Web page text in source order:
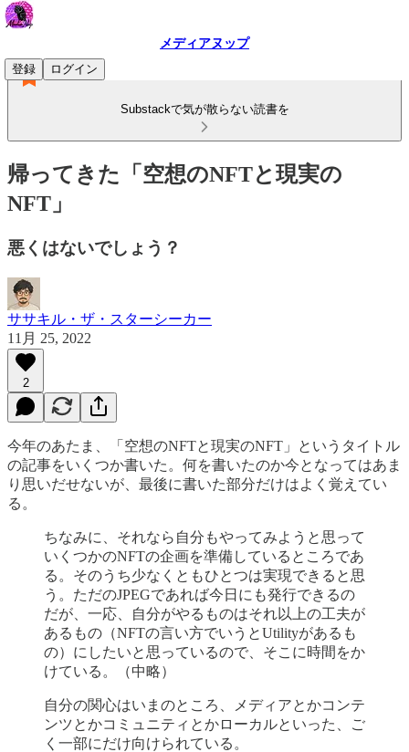
メディアヌップ
登録
ログイン
Substackで気が散らない読書を
帰ってきた「空想のNFTと現実の
NFT」
悪くはないでしょう？
ササキル・ザ・スターシーカー
11月 25, 2022
2
今年のあたま、「空想のNFTと現実のNFT」というタイトル
の記事をいくつか書いた。何を書いたのか今となってはあま
り思いだせないが、最後に書いた部分だけはよく覚えてい
る。
ちなみに、それなら自分もやってみようと思って
いくつかのNFTの企画を準備しているところであ
る。そのうち少なくともひとつは実現できると思
う。ただのJPEGであれば今日にも発行できるの
だが、一応、自分がやるものはそれ以上の工夫が
あるもの（NFTの言い方でいうとUtilityがあるも
の）にしたいと思っているので、そこに時間をか
けている。（中略）
自分の関心はいまのところ、メディアとかコンテ
ンツとかコミュニティとかローカルといった、ご
く一部にだけ向けられている。